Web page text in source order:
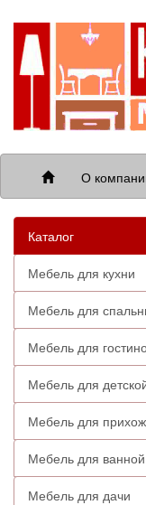
О
Каталог
Мебель для кухни
Мебель для
Мебель для
Мебель для
Мебель для
Мебель для ванной
Мебель для дачи